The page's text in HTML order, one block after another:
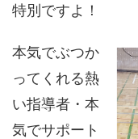
特別ですよ！
本気でぶつか
ってくれる熱
い指導者・本
気でサポート